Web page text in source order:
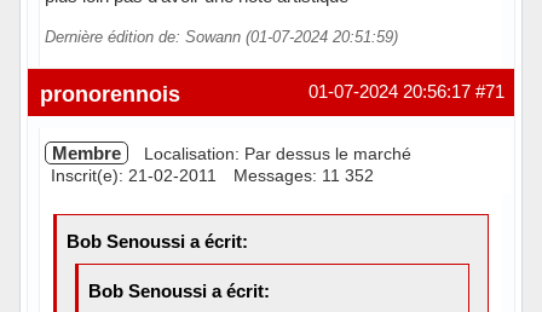
Dernière édition de: Sowann (01-07-2024 20:51:59)
Hors ligne #71
01-07-2024 20:56:17
pronorennois
Membre
Localisation: Par dessus le marché
Inscrit(e): 21-02-2011
Messages: 11 352
Bob Senoussi a écrit:
Bob Senoussi a écrit: